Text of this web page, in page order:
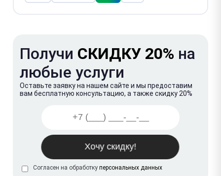
Получи СКИДКУ 20% на
любые услуги
Оставьте заявку на нашем сайте и мы предоставим
вам бесплатную консультацию, а также скидку 20%
Согласен на обработку персональных данных